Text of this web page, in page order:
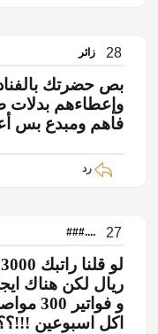
28 زائر
بص حضرتك
وإعطاءهم بدلات
فاهم ومبدع بس
رد
27
....###
اكل اسبوعين